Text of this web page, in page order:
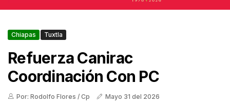
Chiapas Tuxtla
Refuerza Canirac
Coordinación Con PC
Por: Rodolfo Flores / Cp Mayo 31 del 2026